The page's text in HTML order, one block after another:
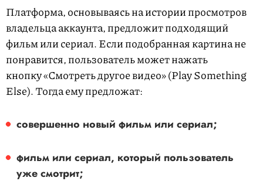
Платформа, основываясь на истории просмотров
владельца аккаунта, предложит подходящий
фильм или сериал. Если подобранная картина не
понравится, пользователь может нажать
кнопку «Смотреть другое видео» (Play Something
Else). Тогда ему предложат:
совершенно новый фильм или сериал;
фильм или сериал, который пользователь
уже смотрит;